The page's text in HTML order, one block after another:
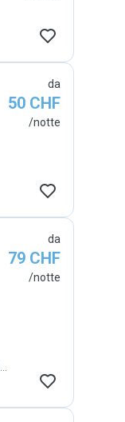
da
50 CHF
/notte
da
79 CHF
/notte